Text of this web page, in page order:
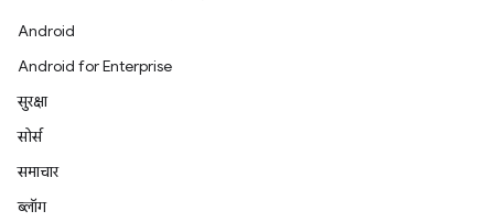
Android
Android for Enterprise
सुरक्षा
सोर्स
समाचार
ब्लॉग